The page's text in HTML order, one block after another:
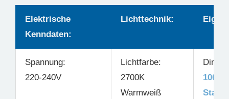
Elektrische
Kenndaten:
Lichttechnik:
Spannung:
220-240V
Lichtfarbe:
2700K
Warmweiß
100-